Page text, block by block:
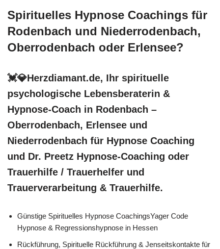
Spirituelles Hypnose Coachings für
Rodenbach und Niederrodenbach,
Oberrodenbach oder Erlensee?
💓️💎Herzdiamant.de, Ihr spirituelle
psychologische Lebensberaterin &
Hypnose-Coach in Rodenbach –
Oberrodenbach, Erlensee und
Niederrodenbach für Hypnose Coaching
und Dr. Preetz Hypnose-Coaching oder
Trauerhilfe / Trauerhelfer und
Trauerverarbeitung & Trauerhilfe.
Günstige Spirituelles Hypnose CoachingsYager Code
Hypnose & Regressionshypnose in Hessen
Rückführung, Spirituelle Rückführung & Jenseitskontakte für